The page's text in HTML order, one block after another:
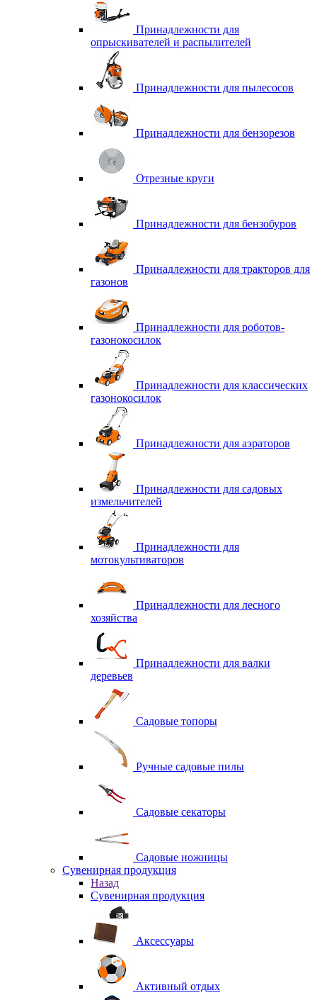
Принадлежности для
опрыскивателей и распылителей
Принадлежности для пылесосов
Принадлежности для бензорезов
Отрезные круги
Принадлежности для бензобуров
Принадлежности для тракторов для
газонов
Принадлежности для роботов-
газонокосилок
Принадлежности для классических
газонокосилок
Принадлежности для аэраторов
Принадлежности для садовых
измельчителей
Принадлежности для
мотокультиваторов
Принадлежности для лесного
хозяйства
Принадлежности для валки
деревьев
Садовые топоры
Ручные садовые пилы
Садовые секаторы
Садовые ножницы
Сувенирная продукция
Назад
Сувенирная продукция
Аксессуары
Активный отдых